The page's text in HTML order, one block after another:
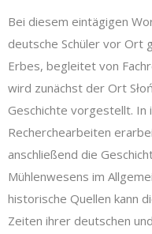
Bei diesem eintägigen
deutsche Schüler vor Ort
Erbes, begleitet von
wird zunächst der Ort
Geschichte vorgestellt. In
Recherchearbeiten
anschließend die
Mühlenwesens im
historische Quellen kann
Zeiten ihrer deutschen